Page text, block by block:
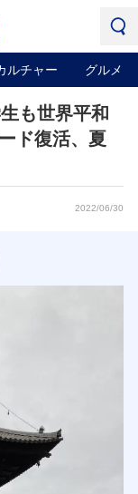
ルチャー グルメ
も世界平和
ド復活、夏
2022/06/30